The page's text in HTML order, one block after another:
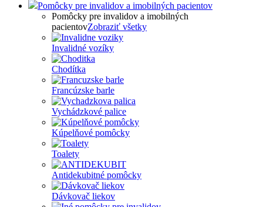
Pomôcky pre invalidov a imobilných pacientov
Pomôcky pre invalidov a imobilných
pacientovZobraziť všetky
Invalidné vozíky
Chodítka
Francúzske barle
Vychádzkové palice
Kúpelňové pomôcky
Toalety
Antidekubitné pomôcky
Dávkovač liekov